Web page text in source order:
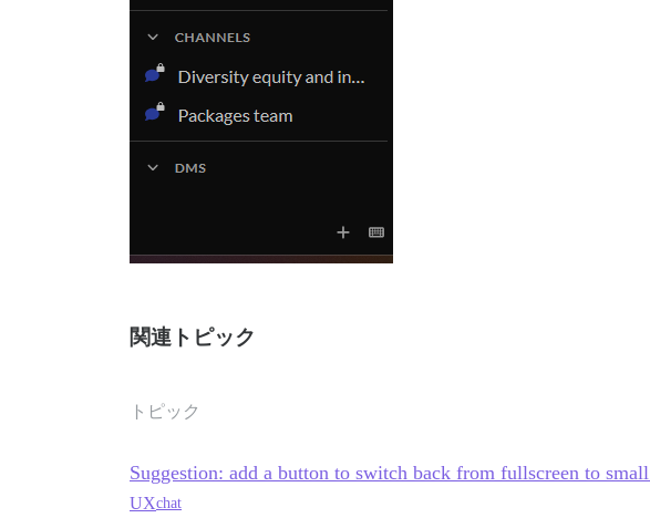
関連トピック
トピック
Suggestion: add a button to switch back from fullscreen to
UXchat